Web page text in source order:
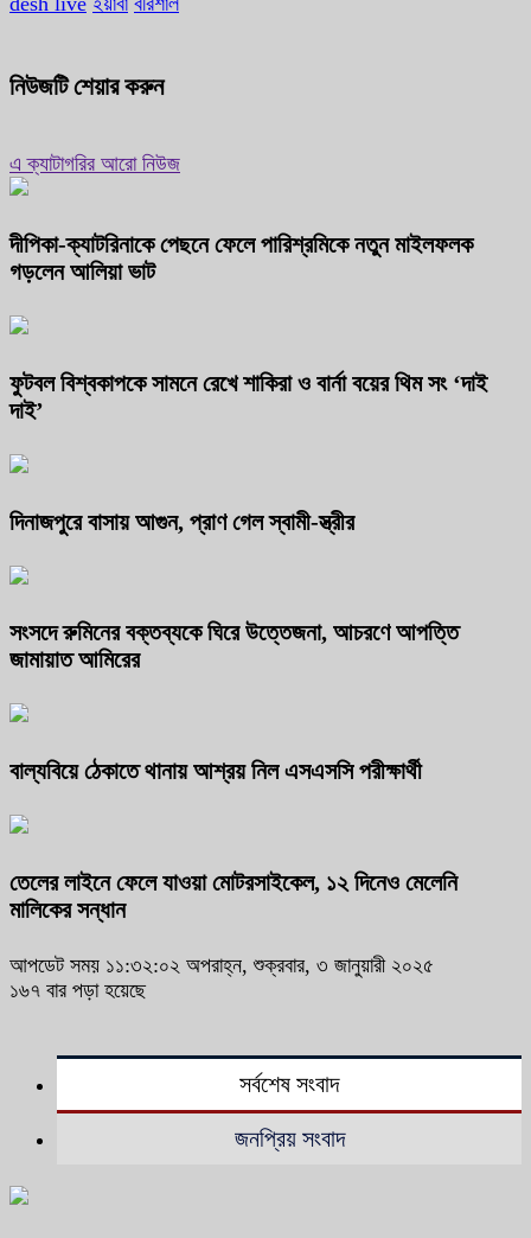
নিউজটি শেয়ার করুন
এ ক্যাটাগরির আরো নিউজ
দীপিকা-ক্যাটরিনাকে পেছনে ফেলে পারিশ্রমিকে নতুন মাইলফলক
গড়লেন আলিয়া ভাট
ফুটবল বিশ্বকাপকে সামনে রেখে শাকিরা ও বার্না বয়ের থিম সং ‘দাই
দাই’
দিনাজপুরে বাসায় আগুন, প্রাণ গেল স্বামী-স্ত্রীর
সংসদে রুমিনের বক্তব্যকে ঘিরে উত্তেজনা, আচরণে আপত্তি
জামায়াত আমিরের
বাল্যবিয়ে ঠেকাতে থানায় আশ্রয় নিল এসএসসি পরীক্ষার্থী
তেলের লাইনে ফেলে যাওয়া মোটরসাইকেল, ১২ দিনেও মেলেনি
মালিকের সন্ধান
আপডেট সময় ১১:৩২:০২ অপরাহ্ন, শুক্রবার, ৩ জানুয়ারী ২০২৫
১৬৭ বার পড়া হয়েছে
সর্বশেষ সংবাদ
জনপ্রিয় সংবাদ